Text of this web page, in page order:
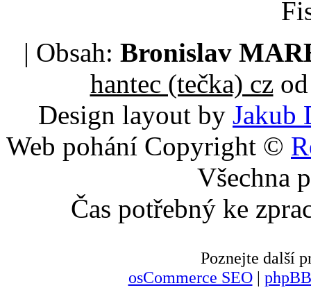
| Obsah: Bronislav
hantec (tečka) czod
Design layout by Jakub
Web pohání Copyright ©
Všechna
Čas potřebný ke
Poznejte další
osCommerce SEO|